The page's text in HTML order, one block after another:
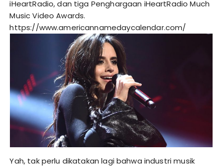
iHeartRadio, dan tiga Penghargaan iHeartRadio Much
Music Video Awards.
https://www.americannamedaycalendar.com/
Yah, tak perlu dikatakan lagi bahwa industri musik